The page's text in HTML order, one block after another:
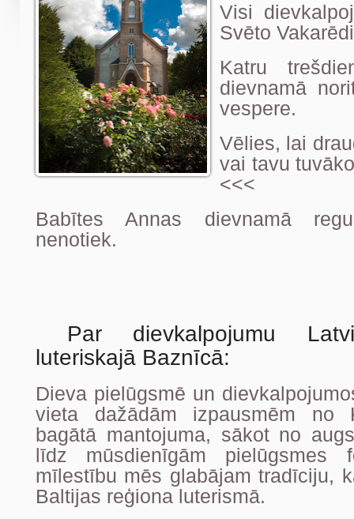
Visi
Svēto
Katru
dievnamā
vespere.
Vēlies, lai
vai tavu
<<<
Babītes Annas dievnamā
nenotiek.
Par dievkalpojumu
luteriskajā Baznīcā:
Dieva pielūgsmē un
vieta dažādām izpausmēm no
bagātā mantojuma, sākot no
līdz mūsdienīgām pielūgsmes
mīlestību mēs glabājam tradīciju,
Baltijas reģiona luterismā.